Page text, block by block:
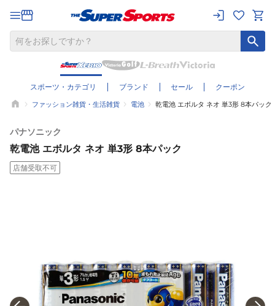
スポーツ・カテゴリ ブランド セール クーポン
ファッション雑貨・生活雑貨 電池 乾電池 エボルタ ネオ 単3形 8本パック
パナソニック
乾電池 エボルタ ネオ 単3形 8本パック
店舗受取不可